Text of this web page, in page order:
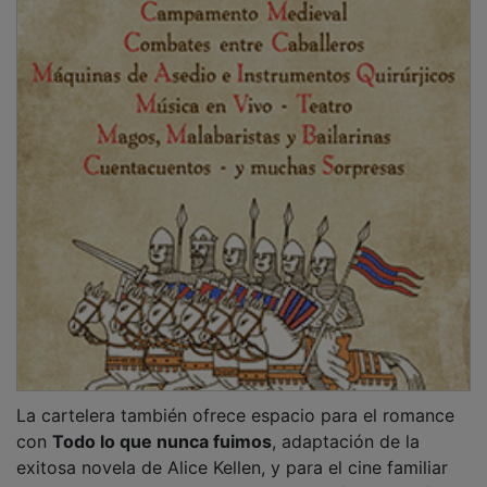
con producciones comoFleak ,Las ovejas detectives
La familia Benetón 2oSuper Mario Galaxy: La
película.
PUBLICIDAD